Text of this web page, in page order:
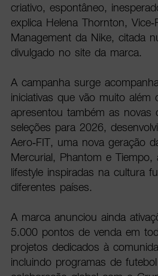
criativo, espontâneo,
explica Helena Thornton,
Management da Nike, citada
divulgado no site da marca.
A campanha surge
iniciativas que vão muito além
apresentou também as novas
seleções para 2026,
Aero-FIT, uma nova geração
Mercurial, Phantom e
lifestyle inspiradas na cultura
diferentes países.
A marca anunciou ainda
5.000 pontos de venda em
projetos dedicados à
incluindo programas de